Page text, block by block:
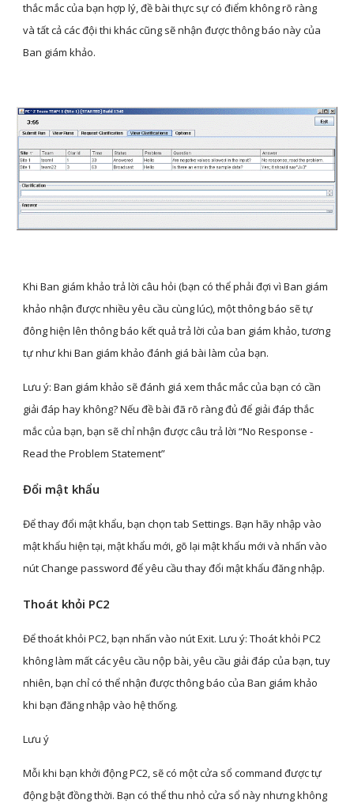
thắc mắc của bạn hợp lý, đề bài thực sự có điểm không rõ ràng
và tất cả các đội thi khác cũng sẽ nhận được thông báo này của
Ban giám khảo.
Khi Ban giám khảo trả lời câu hỏi (bạn có thể phải đợi vì Ban giám
khảo nhận được nhiều yêu cầu cùng lúc), một thông báo sẽ tự
đông hiện lên thông báo kết quả trả lời của ban giám khảo, tương
tự như khi Ban giám khảo đánh giá bài làm của bạn.
Lưu ý: Ban giám khảo sẽ đánh giá xem thắc mắc của bạn có cần
giải đáp hay không? Nếu đề bài đã rõ ràng đủ để giải đáp thắc
mắc của bạn, bạn sẽ chỉ nhận được câu trả lời “No Response -
Read the Problem Statement”
Đổi mật khẩu
Để thay đổi mật khẩu, bạn chọn tab Settings. Bạn hãy nhập vào
mật khẩu hiện tại, mật khẩu mới, gõ lại mật khẩu mới và nhấn vào
nút Change password để yêu cầu thay đổi mật khẩu đăng nhập.
Thoát khỏi PC2
Để thoát khỏi PC2, bạn nhấn vào nút Exit. Lưu ý: Thoát khỏi PC2
không làm mất các yêu cầu nộp bài, yêu cầu giải đáp của bạn, tuy
nhiên, bạn chỉ có thể nhận được thông báo của Ban giám khảo
khi bạn đăng nhập vào hệ thống.
Lưu ý
Mỗi khi bạn khởi động PC2, sẽ có một cửa sổ command được tự
động bật đồng thời. Bạn có thể thu nhỏ cửa sổ này nhưng không